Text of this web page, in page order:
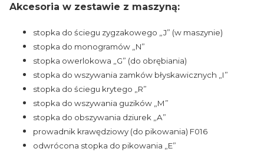
Akcesoria w zestawie z maszyną:
stopka do ściegu zygzakowego „J” (w maszynie)
stopka do monogramów „N”
stopka owerlokowa „G” (do obrębiania)
stopka do wszywania zamków błyskawicznych „I”
stopka do ściegu krytego „R”
stopka do wszywania guzików „M”
stopka do obszywania dziurek „A”
prowadnik krawędziowy (do pikowania) F016
odwrócona stopka do pikowania „E”